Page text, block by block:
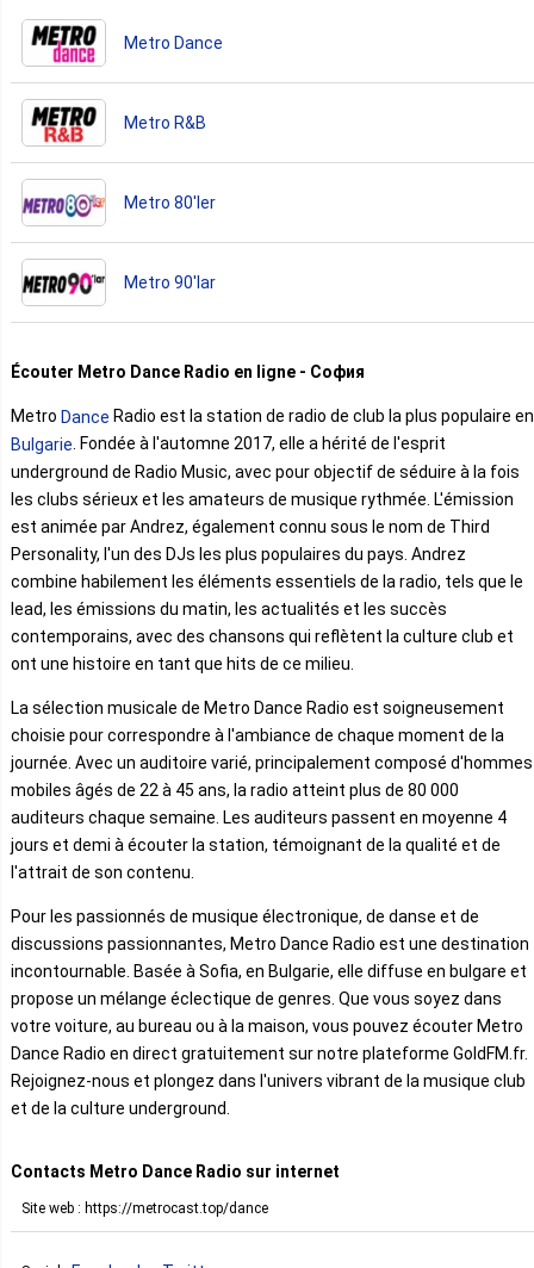
Metro Dance
Metro R&B
Metro 80'ler
Metro 90'lar
Écouter Metro Dance Radio en ligne - София
Metro Dance Radio est la station de radio de club la plus populaire en
Bulgarie. Fondée à l'automne 2017, elle a hérité de l'esprit
underground de Radio Music, avec pour objectif de séduire à la fois
les clubs sérieux et les amateurs de musique rythmée. L'émission
est animée par Andrez, également connu sous le nom de Third
Personality, l'un des DJs les plus populaires du pays. Andrez
combine habilement les éléments essentiels de la radio, tels que le
lead, les émissions du matin, les actualités et les succès
contemporains, avec des chansons qui reflètent la culture club et
ont une histoire en tant que hits de ce milieu.
La sélection musicale de Metro Dance Radio est soigneusement
choisie pour correspondre à l'ambiance de chaque moment de la
journée. Avec un auditoire varié, principalement composé d'hommes
mobiles âgés de 22 à 45 ans, la radio atteint plus de 80 000
auditeurs chaque semaine. Les auditeurs passent en moyenne 4
jours et demi à écouter la station, témoignant de la qualité et de
l'attrait de son contenu.
Pour les passionnés de musique électronique, de danse et de
discussions passionnantes, Metro Dance Radio est une destination
incontournable. Basée à Sofia, en Bulgarie, elle diffuse en bulgare et
propose un mélange éclectique de genres. Que vous soyez dans
votre voiture, au bureau ou à la maison, vous pouvez écouter Metro
Dance Radio en direct gratuitement sur notre plateforme GoldFM.fr.
Rejoignez-nous et plongez dans l'univers vibrant de la musique club
et de la culture underground.
Contacts Metro Dance Radio sur internet
Site web : https://metrocast.top/dance